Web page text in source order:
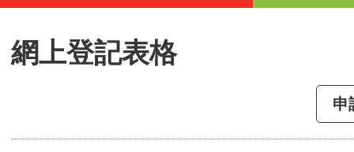
網上登記表格
申